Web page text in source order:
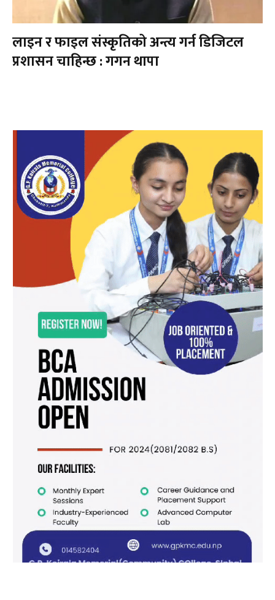
लाइन र फाइल संस्कृतिको अन्त्य गर्न डिजिटल
प्रशासन चाहिन्छ : गगन थापा